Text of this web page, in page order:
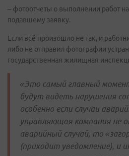
– фотоотчеты о выполнении работ
подавшему заявку.
Если всё произошло не так, и
либо не отправил фотографии
государственная жилищная
«Это самый главный
будут видеть нарушения
особенно если случаи
управляющая компания не
аварийный случай, то
(приходит уведомление), и